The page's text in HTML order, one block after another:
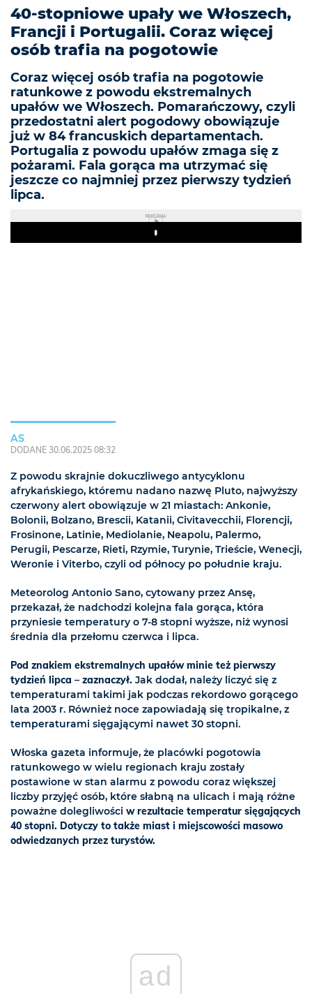
40-stopniowe upały we Włoszech,
Francji i Portugalii. Coraz więcej
osób trafia na pogotowie
Coraz więcej osób trafia na pogotowie
ratunkowe z powodu ekstremalnych
upałów we Włoszech. Pomarańczowy, czyli
przedostatni alert pogodowy obowiązuje
już w 84 francuskich departamentach.
Portugalia z powodu upałów zmaga się z
pożarami. Fala gorąca ma utrzymać się
jeszcze co najmniej przez pierwszy tydzień
lipca.
REKLAMA
Play
AS
DODANE 30.06.2025 08:32
Z powodu skrajnie dokuczliwego antycyklonu
afrykańskiego, któremu nadano nazwę Pluto, najwyższy
czerwony alert obowiązuje w 21 miastach: Ankonie,
Bolonii, Bolzano, Brescii, Katanii, Civitavecchii, Florencji,
Frosinone, Latinie, Mediolanie, Neapolu, Palermo,
Perugii, Pescarze, Rieti, Rzymie, Turynie, Trieście, Wenecji,
Weronie i Viterbo, czyli od północy po południe kraju.
Meteorolog Antonio Sano, cytowany przez Ansę,
przekazał, że nadchodzi kolejna fala gorąca, która
przyniesie temperatury o 7-8 stopni wyższe, niż wynosi
średnia dla przełomu czerwca i lipca.
Pod znakiem ekstremalnych upałów minie też pierwszy
tydzień lipca – zaznaczył. Jak dodał, należy liczyć się z
temperaturami takimi jak podczas rekordowo gorącego
lata 2003 r. Również noce zapowiadają się tropikalne, z
temperaturami sięgającymi nawet 30 stopni.
Włoska gazeta informuje, że placówki pogotowia
ratunkowego w wielu regionach kraju zostały
postawione w stan alarmu z powodu coraz większej
liczby przyjęć osób, które słabną na ulicach i mają różne
poważne dolegliwości w rezultacie temperatur sięgających
40 stopni. Dotyczy to także miast i miejscowości masowo
odwiedzanych przez turystów.
ad